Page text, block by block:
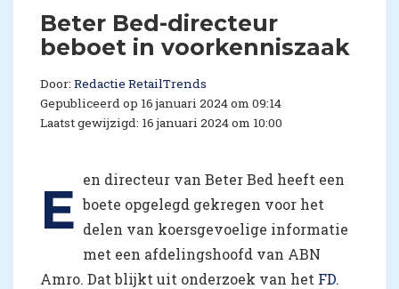
Beter Bed-directeur
beboet in voorkenniszaak
Door: Redactie RetailTrends
Gepubliceerd op 16 januari 2024 om 09:14
Laatst gewijzigd: 16 januari 2024 om 10:00
E en directeur van Beter Bed heeft een
boete opgelegd gekregen voor het
delen van koersgevoelige informatie
met een afdelingshoofd van ABN
Amro. Dat blijkt uit onderzoek van het FD.